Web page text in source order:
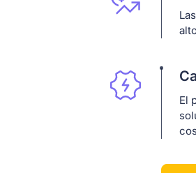
El